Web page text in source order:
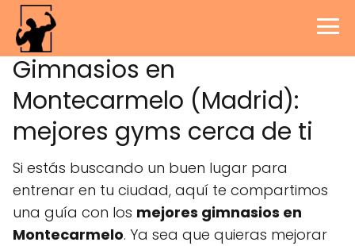
Gimnasios en
Montecarmelo (Madrid):
mejores gyms cerca de ti
Si estás buscando un buen lugar para
entrenar en tu ciudad, aquí te compartimos
una guía con los mejores gimnasios en
Montecarmelo. Ya sea que quieras mejorar